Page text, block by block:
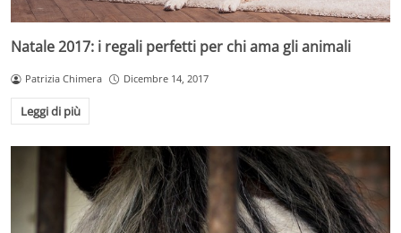
Natale 2017: i regali perfetti per chi ama gli animali
Patrizia Chimera Dicembre 14, 2017
Leggi di più